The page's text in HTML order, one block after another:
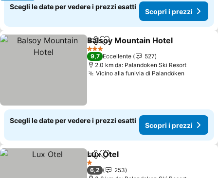
Scegli le date per vedere i prezzi esatti
Scopri i prezzi
CondividiAggiungi ai preferiti
Balsoy Mountain Hotel
3 Stelle
9,7 Eccellente
527
2.0 km da: Palandoken Ski Resort
Vicino alla funivia di Palandöken
Scegli le date per vedere i prezzi esatti
Scopri i prezzi
CondividiAggiungi ai preferiti
Lux Otel
1 Stelle
6,2
253